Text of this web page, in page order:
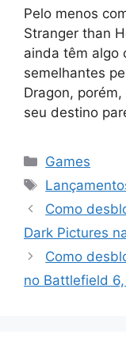
Pelo menos
Stranger than
ainda têm algo
semelhantes
Dragon,
seu destino
Categorias
Games
Tags
Como
Dark Pictures
Como
no Battlefield